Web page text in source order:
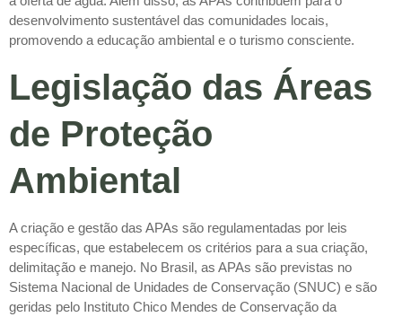
desenvolvimento sustentável das comunidades locais,
promovendo a educação ambiental e o turismo consciente.
Legislação das Áreas
de Proteção
Ambiental
A criação e gestão das APAs são regulamentadas por leis
específicas, que estabelecem os critérios para a sua criação,
delimitação e manejo. No Brasil, as APAs são previstas no
Sistema Nacional de Unidades de Conservação (SNUC) e são
geridas pelo Instituto Chico Mendes de Conservação da